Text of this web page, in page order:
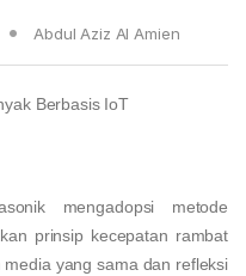
Abdul Aziz Al Amien
Berbasis IoT
mengadopsi metode
prinsip kecepatan rambat
yang sama dan refleksi